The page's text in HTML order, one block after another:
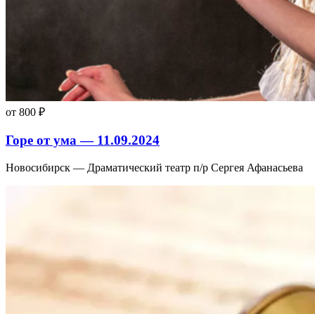
от 800 ₽
Горе от ума — 11.09.2024
Новосибирск — Драматический театр п/р Сергея Афанасьева